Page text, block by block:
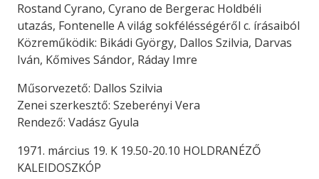
Rostand Cyrano, Cyrano de Bergerac Holdbéli
utazás, Fontenelle A világ sokfélésségéről c. írásaiból
Közreműködik: Bikádi György, Dallos Szilvia, Darvas
Iván, Kőmives Sándor, Ráday Imre
Műsorvezető: Dallos Szilvia
Zenei szerkesztő: Szeberényi Vera
Rendező: Vadász Gyula
1971. március 19. K 19.50-20.10 HOLDRANÉZŐ
KALEIDOSZKÓP